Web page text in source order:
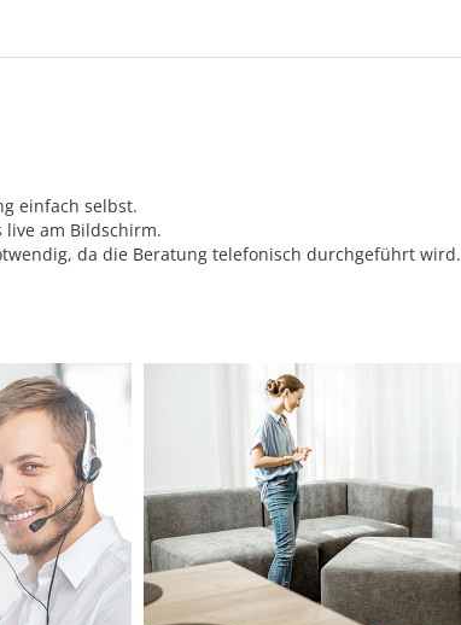
einfach selbst.
live am Bildschirm.
da die Beratung telefonisch durchgeführt wird.